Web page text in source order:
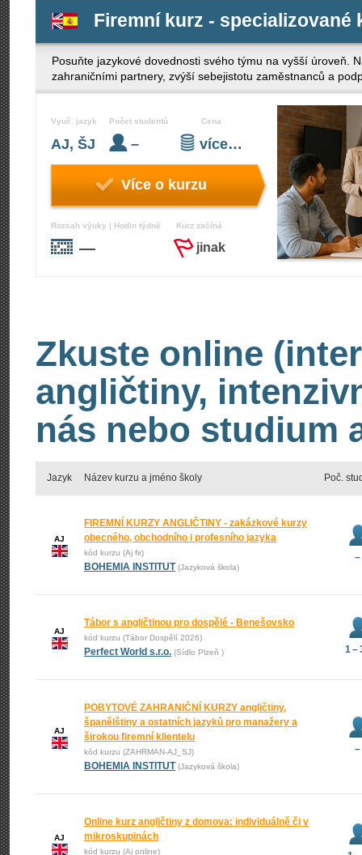
Firemní kurz - specializované
Posuňte jazykové dovednosti svého týmu na vyšší úroveň.
zahraničními partnery, zvýší sebejistotu zaměstnanců a
Vyuč. jazyk
AJ, ŠJ
Počet studentů
–
Cena
více…
Více o kurzu
Rozsah výuky | Hodin týdně
—
Kurz začíná
jinak
Zkuste online
angličtiny,
nás nebo studium
Jazyk Název kurzu a jméno školy Poč.
AJ
FIREMNÍ KURZY ANGLIČTINY - zakázkové kurzy
obecného, obchodního i profesního jazyka
kód kurzu (Aj fir)
BOHEMIA INSTITUT (Jazyková škola)
–
AJ
Tábor s angličtinou pro dospělé - Benešovsko
kód kurzu (Tábor Dospělí 2026)
Perfect World s.r.o. (Sídlo Plzeň ) 1 –
AJ
POBYTOVÉ ZAHRANIČNÍ KURZY angličtiny,
španělštiny a ostatních jazyků pro manažery a
širokou firemní klientelu
kód kurzu (ZAHRMAN-AJ_SJ)
BOHEMIA INSTITUT (Jazyková škola)
–
AJ
Online kurz angličtiny z domova: individuálně či v
mikroskupinách
kód kurzu (Aj online)